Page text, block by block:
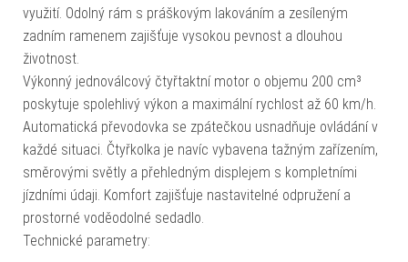
využití. Odolný rám s práškovým lakováním a zesíleným
zadním ramenem zajišťuje vysokou pevnost a dlouhou
životnost.
Výkonný jednoválcový čtyřtaktní motor o objemu 200 cm³
poskytuje spolehlivý výkon a maximální rychlost až 60 km/h.
Automatická převodovka se zpátečkou usnadňuje ovládání v
každé situaci. Čtyřkolka je navíc vybavena tažným zařízením,
směrovými světly a přehledným displejem s kompletními
jízdními údaji. Komfort zajišťuje nastavitelné odpružení a
prostorné voděodolné sedadlo.
Technické parametry: